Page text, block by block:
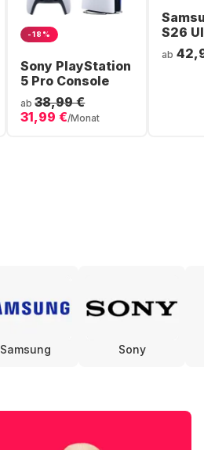
-18%
Sony PlayStation
5 Pro Console
ab 38,99 €
31,99 €/Monat
S26
ab
Samsung Sony